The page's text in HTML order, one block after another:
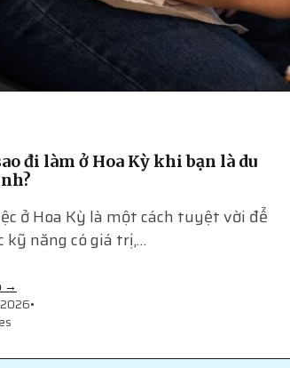
đi làm ở Hoa Kỳ khi bạn là du
ở Hoa Kỳ là một cách tuyệt vời để
kỹ năng có giá trị,…
→
•